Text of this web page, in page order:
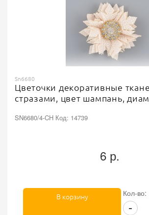
Sn6680
Цветочки декоративные
стразами, цвет шампань,
SN6680/4-CH Код: 14739
6 р.
Кол-во:
-
В корзину